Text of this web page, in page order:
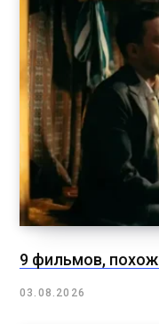
9 фильмов,
03.08.2026